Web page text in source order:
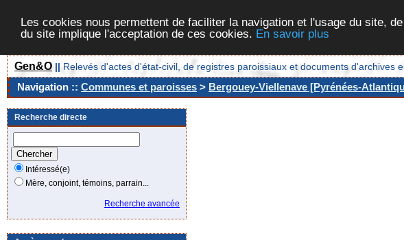
Les cookies nous permettent de faciliter la navigation et l'usage du site,
du site implique l'acceptation de ces cookies. En savoir plus
Gen&O || Relevés d'actes d'état-civil, de registres paroissiaux et documents d'archives
Navigation :: Communes et paroisses > Bergouey-Viellenave [Pyrénées-
Recherche directe
Intéressé(e)
Mère, conjoint, témoins, parrain...
Recherche avancée